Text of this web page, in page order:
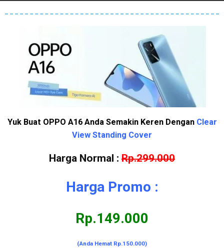
Yuk Buat OPPO A16 Anda Semakin Keren Dengan Clear
View Standing Cover
Harga Normal : Rp.299.000
Harga Promo :
Rp.149.000
(Anda Hemat Rp.150.000)